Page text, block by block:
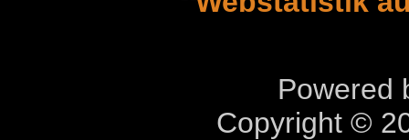
Powered
Copyright ©